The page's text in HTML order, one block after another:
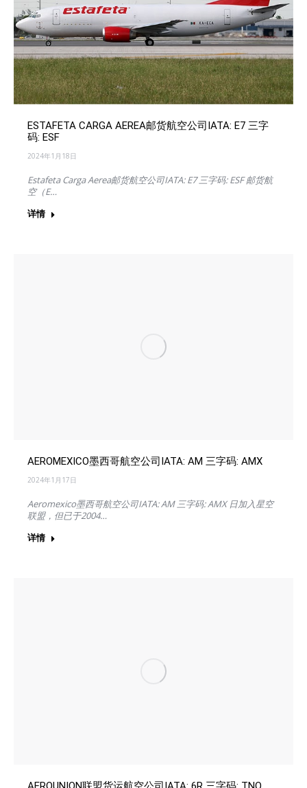
ESTAFETA CARGA AEREA邮货航空公司IATA: E7 三字
码: ESF
2024年1月18日
Estafeta Carga Aerea邮货航空公司IATA: E7 三字码: ESF 邮货航
空（E…
详情
AEROMEXICO墨西哥航空公司IATA: AM 三字码: AMX
2024年1月17日
Aeromexico墨西哥航空公司IATA: AM 三字码: AMX 日加入星空
联盟，但已于2004…
详情